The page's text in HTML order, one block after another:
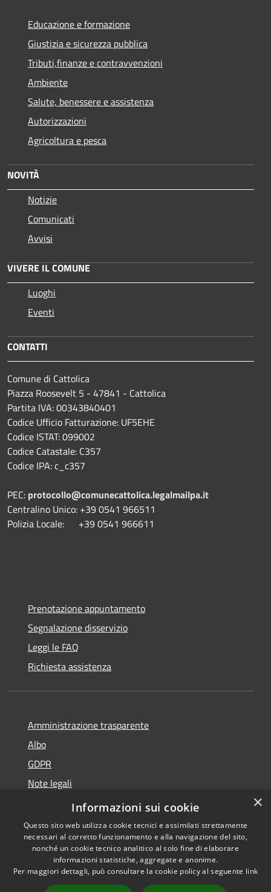
Educazione e formazione
Giustizia e sicurezza pubblica
Tributi,finanze e contravvenzioni
Ambiente
Salute, benessere e assistenza
Autorizzazioni
Agricoltura e pesca
NOVITÀ
Notizie
Comunicati
Avvisi
VIVERE IL COMUNE
Luoghi
Eventi
CONTATTI
Comune di Cattolica
Piazza Roosevelt 5 - 47841 - Cattolica
Partita IVA: 00343840401
Codice Ufficio Fatturazione: UF5EHE
Codice ISTAT: 099002
Codice Catastale: C357
Codice IPA: c_c357
PEC: protocollo@comunecattolica.legalmailpa.it
Centralino Unico: +39 0541 966511
Polizia Locale: +39 0541 966611
Prenotazione appuntamento
Segnalazione disservizio
Leggi le FAQ
Richiesta assistenza
Amministrazione trasparente
Albo
GDPR
Note legali
Dichiarazione di accessibilità
Accessibilità
Copyright © 2026 • Comune di
Cattolica • Powered by
×
Informazioni sui cookie
Questo sito web utilizza cookie tecnici e assimilati strettamente
necessari al corretto funzionamento e alla navigazione del sito,
nonché un cookie tecnico analitico al solo fine di elaborare
informazioni statistiche, aggregate e anonime.
Per maggiori dettagli, può consultare la cookie policy al seguente link